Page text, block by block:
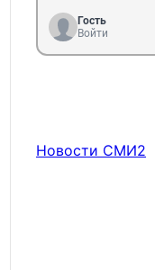
Гость
Войти
Новости СМИ2